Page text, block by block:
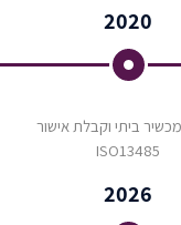
2020
ביתי וקבלת אישור
ISO13485
2026